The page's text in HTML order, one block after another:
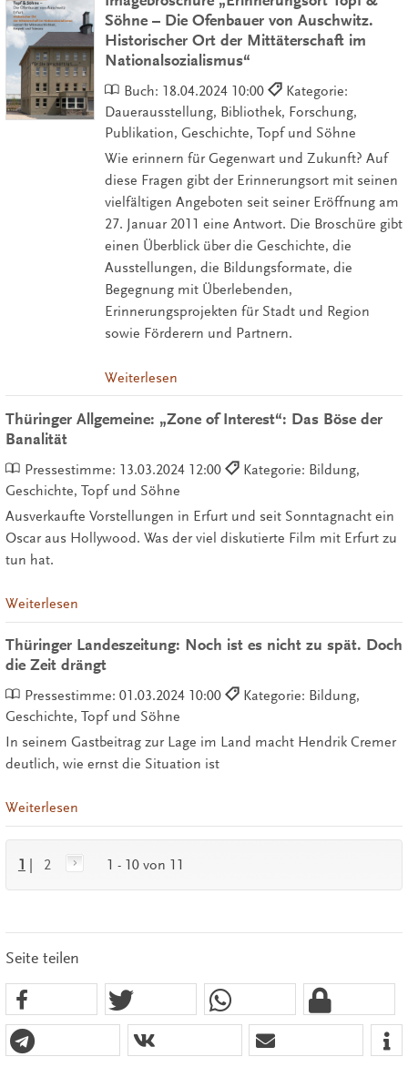
Söhne – Die Ofenbauer von Auschwitz.
Historischer Ort der Mittäterschaft im
Nationalsozialismus“
Buch: 18.04.2024 10:00
Kategorie:
Dauerausstellung, Bibliothek, Forschung,
Publikation, Geschichte, Topf und Söhne
Wie erinnern für Gegenwart und Zukunft? Auf
diese Fragen gibt der Erinnerungsort mit seinen
vielfältigen Angeboten seit seiner Eröffnung am
27. Januar 2011 eine Antwort. Die Broschüre gibt
einen Überblick über die Geschichte, die
Ausstellungen, die Bildungsformate, die
Begegnung mit Überlebenden,
Erinnerungsprojekten für Stadt und Region
sowie Förderern und Partnern.
Weiterlesen
Thüringer Allgemeine: „Zone of Interest“: Das Böse der
Banalität
Pressestimme: 13.03.2024 12:00
Kategorie: Bildung,
Geschichte, Topf und Söhne
Ausverkaufte Vorstellungen in Erfurt und seit Sonntagnacht ein
Oscar aus Hollywood. Was der viel diskutierte Film mit Erfurt zu
tun hat.
Weiterlesen
Thüringer Landeszeitung: Noch ist es nicht zu spät. Doch
die Zeit drängt
Pressestimme: 01.03.2024 10:00
Kategorie: Bildung,
Geschichte, Topf und Söhne
In seinem Gastbeitrag zur Lage im Land macht Hendrik Cremer
deutlich, wie ernst die Situation ist
Weiterlesen
1 2 1 - 10 von 11
Seite teilen